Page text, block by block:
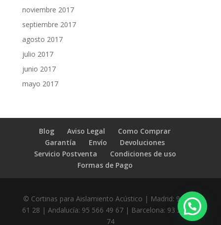
noviembre 2017
septiembre 2017
agosto 2017
julio 2017
junio 2017
mayo 2017
Blog Aviso Legal
Como Comprar
Garantía
Envío
Devoluciones
Servicio Postventa
Condiciones de uso
Formas de Pago
© Cortinas para Aislamiento Acústico | Madrid: 91 218
61 28 | Andalucía: 95 566 49 67 | Barcelona: 93 299 09
74